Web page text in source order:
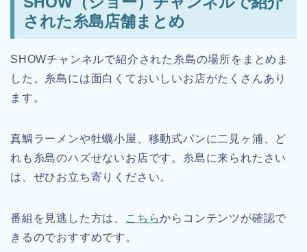
された糸島店舗まとめ
SHOWチャンネルで紹介された糸島の場所をまとめま
した。糸島には面白くておいしいお店がたくさんあり
ます。
真鯛ラーメンや牡蠣小屋、移動式パンに二見ヶ浦、ど
れも糸島のハズせないお店です。糸島に来られたさい
は、ぜひお立ち寄りください。
番組を見逃した方は、 こちらからコンテンツが確認で
きるのでおすすめです。